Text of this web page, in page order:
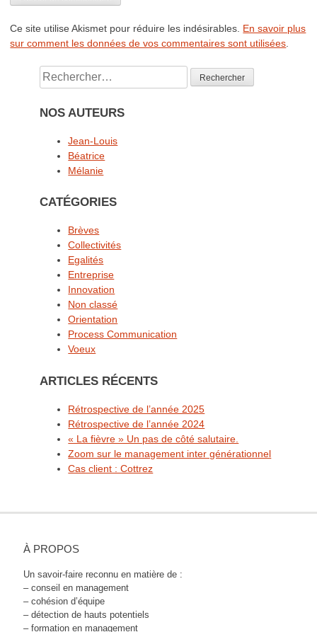
Ce site utilise Akismet pour réduire les indésirables. En savoir plus
sur comment les données de vos commentaires sont utilisées
Rechercher :
NOS AUTEURS
Jean-Louis
Béatrice
Mélanie
CATÉGORIES
Brèves
Collectivités
Egalités
Entreprise
Innovation
Non classé
Orientation
Process Communication
Voeux
ARTICLES RÉCENTS
Rétrospective de l’année 2025
Rétrospective de l’année 2024
« La fièvre » Un pas de côté salutaire.
Zoom sur le management inter générationnel
Cas client : Cottrez
À PROPOS
Un savoir-faire reconnu en matière de :
– conseil en management
– cohésion d’équipe
– détection de hauts potentiels
– formation en management